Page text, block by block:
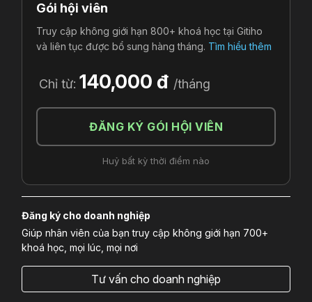
Gói hội viên
Truy cập không giới hạn 800+ khoá học tại Gitiho
và liên tục được bổ sung hàng tháng. Tìm hiểu thêm
Chỉ từ: 140,000 đ /tháng
ĐĂNG KÝ GÓI HỘI VIÊN
Huỷ bất kỳ thời điểm nào
Đăng ký cho doanh nghiệp
Giúp nhân viên của bạn truy cập không giới hạn 700+
khoá học, mọi lúc, mọi nơi
Tư vấn cho doanh nghiệp